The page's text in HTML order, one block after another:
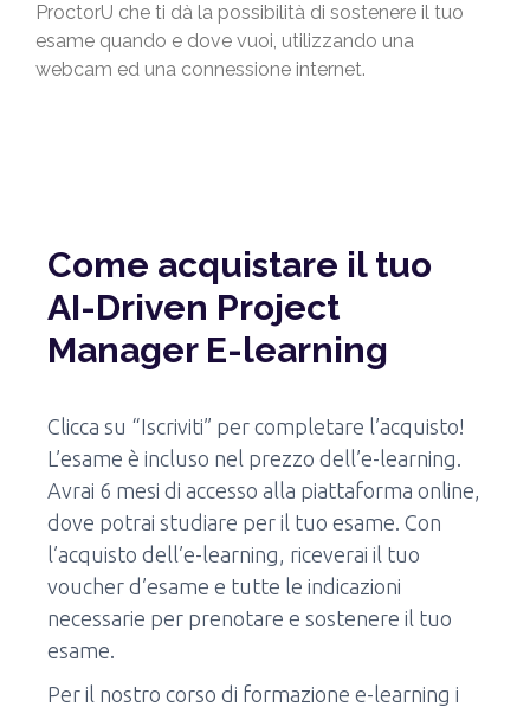
ProctorU che ti dà la possibilità di sostenere il tuo
esame quando e dove vuoi, utilizzando una
webcam ed una connessione internet.
Come acquistare il tuo
AI-Driven Project
Manager E-learning
Clicca su “Iscriviti” per completare l’acquisto!
L’esame è incluso nel prezzo dell’e-learning.
Avrai 6 mesi di accesso alla piattaforma online,
dove potrai studiare per il tuo esame. Con
l’acquisto dell’e-learning, riceverai il tuo
voucher d’esame e tutte le indicazioni
necessarie per prenotare e sostenere il tuo
esame.
Per il nostro corso di formazione e-learning i